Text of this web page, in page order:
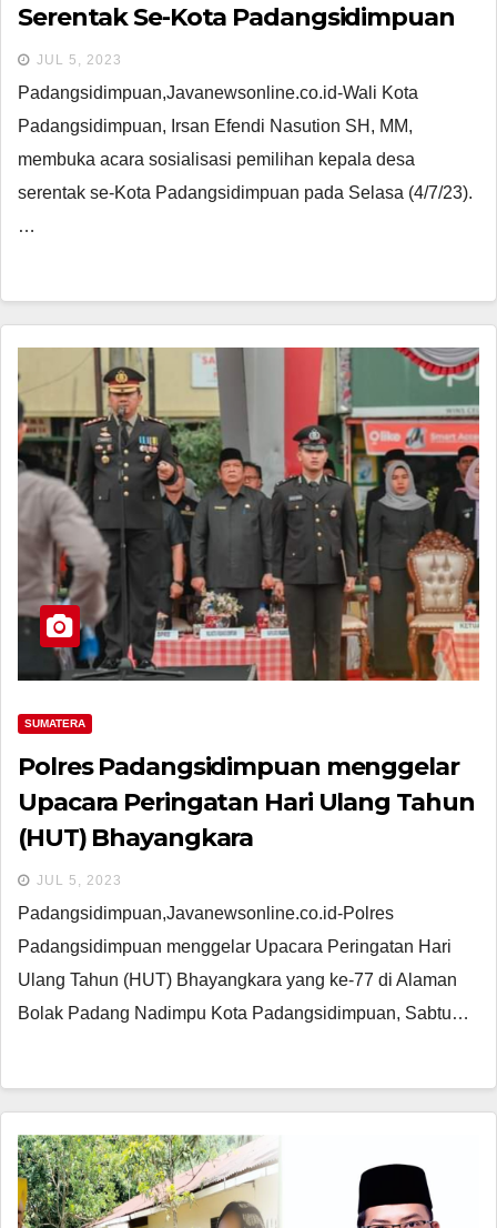
Serentak Se-Kota Padangsidimpuan
JUL 5, 2023
Padangsidimpuan,Javanewsonline.co.id-Wali Kota
Padangsidimpuan, Irsan Efendi Nasution SH, MM,
membuka acara sosialisasi pemilihan kepala desa
serentak se-Kota Padangsidimpuan pada Selasa (4/7/23).
…
SUMATERA
Polres Padangsidimpuan menggelar
Upacara Peringatan Hari Ulang Tahun
(HUT) Bhayangkara
JUL 5, 2023
Padangsidimpuan,Javanewsonline.co.id-Polres
Padangsidimpuan menggelar Upacara Peringatan Hari
Ulang Tahun (HUT) Bhayangkara yang ke-77 di Alaman
Bolak Padang Nadimpu Kota Padangsidimpuan, Sabtu…